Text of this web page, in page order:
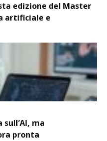
edizione del Master
artificiale e
ma
pronta